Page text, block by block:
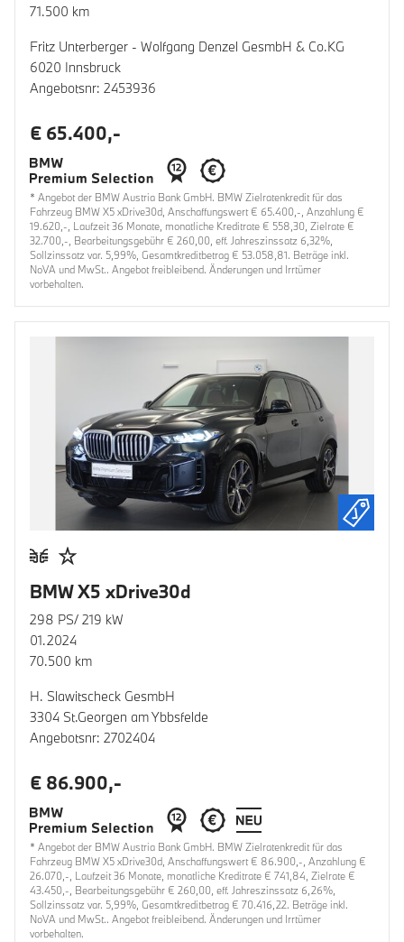
71.500 km
Fritz Unterberger - Wolfgang Denzel GesmbH & Co.KG
6020 Innsbruck
Angebotsnr: 2453936
€ 65.400,-
* Angebot der BMW Austria Bank GmbH. BMW Zielratenkredit für das
Fahrzeug BMW X5 xDrive30d, Anschaffungswert € 65.400,-, Anzahlung €
19.620,-, Laufzeit 36 Monate, monatliche Kreditrate € 558,30, Zielrate €
32.700,-, Bearbeitungsgebühr € 260,00, eff. Jahreszinssatz 6,32%,
Sollzinssatz var. 5,99%, Gesamtkreditbetrag € 53.058,81. Beträge inkl.
NoVA und MwSt.. Angebot freibleibend. Änderungen und Irrtümer
vorbehalten.
BMW X5 xDrive30d
298 PS/ 219 kW
01.2024
70.500 km
H. Slawitscheck GesmbH
3304 St.Georgen am Ybbsfelde
Angebotsnr: 2702404
€ 86.900,-
* Angebot der BMW Austria Bank GmbH. BMW Zielratenkredit für das
Fahrzeug BMW X5 xDrive30d, Anschaffungswert € 86.900,-, Anzahlung €
26.070,-, Laufzeit 36 Monate, monatliche Kreditrate € 741,84, Zielrate €
43.450,-, Bearbeitungsgebühr € 260,00, eff. Jahreszinssatz 6,26%,
Sollzinssatz var. 5,99%, Gesamtkreditbetrag € 70.416,22. Beträge inkl.
NoVA und MwSt.. Angebot freibleibend. Änderungen und Irrtümer
vorbehalten.